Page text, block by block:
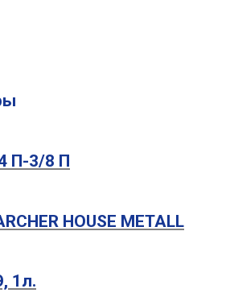
П-3/8 П
HOUSE METALL
1л.